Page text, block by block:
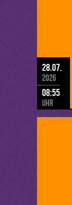
28.07.
2026
08:55
Uhr